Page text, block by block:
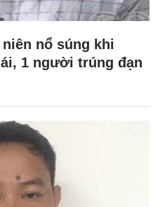
nổ súng khi
1 người trúng đạn